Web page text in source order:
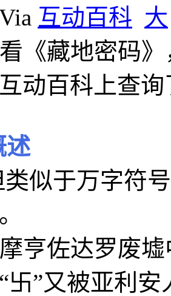
互动百科 大
《藏地密码》
动百科上查
述
似于万字符号
亨佐达罗废墟
卐”又被亚利